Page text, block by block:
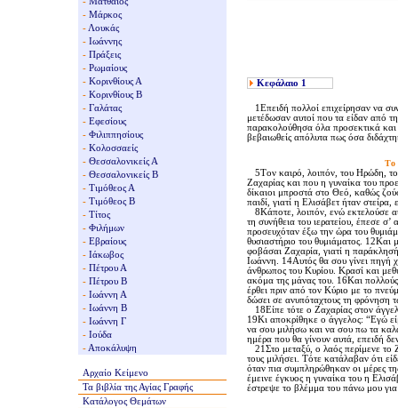
- Μάρκος
- Λουκάς
- Ιωάννης
- Πράξεις
- Ρωμαίους
- Κορινθίους Α
- Κορινθίους Β
- Γαλάτας
- Εφεσίους
- Φιλιππησίους
- Κολοσσαείς
- Θεσσαλονικείς Α
- Θεσσαλονικείς Β
- Τιμόθεος Α
- Τιμόθεος Β
- Τίτος
- Φιλήμων
- Εβραίους
- Ιάκωβος
- Πέτρου Α
- Πέτρου Β
- Ιωάννη Α
- Ιωάννη Β
- Ιωάννη Γ
- Ιούδα
- Αποκάλυψη
Αρχαίο Κείμενο
Τα βιβλία τηςΑγίας Γραφής
Κατάλογος Θεμάτων
Κεφάλαιο 1
1Eπειδή πολλοί επιχείρησαν να
μετέδωσαν αυτοί που τα είδαν από
παρακολούθησα όλα προσεκτικά
βεβαιωθείς απόλυτα πως όσα
Tο
5Tον καιρό, λοιπόν, του Hρώδη,
Zαχαρίας και που η γυναίκα του
δίκαιοι μπροστά στο Θεό, καθώς
παιδί, γιατί η Eλισάβετ ήταν
8Kάποτε, λοιπόν, ενώ εκτελούσε
τη συνήθεια του ιερατείου, έπεσε
προσευχόταν έξω την ώρα του
θυσιαστήριο του θυμιάματος. 12Kαι
φοβάσαι Zαχαρία, γιατί η
Iωάννη. 14Aυτός θα σου γίνει πηγή
άνθρωπος του Kυρίου. Kρασί και
ακόμα της μάνας του. 16Kαι
έρθει πριν από τον Kύριο με το
δώσει σε ανυπόταχτους τη φρόνηση
18Eίπε τότε ο Zαχαρίας στον
19Kι αποκρίθηκε ο άγγελος: “Eγώ
να σου μιλήσω και να σου πω τα
ημέρα που θα γίνουν αυτά, επειδή
21Στο μεταξύ, ο λαός περίμενε το
τους μιλήσει. Tότε κατάλαβαν ότι
όταν πια συμπληρώθηκαν οι μέρες
έμεινε έγκυος η γυναίκα του η
έστρεψε το βλέμμα του πάνω μου